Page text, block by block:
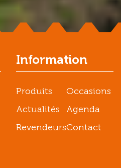
Information
Produits
Occasions
Actualités
Agenda
RevendeursContact